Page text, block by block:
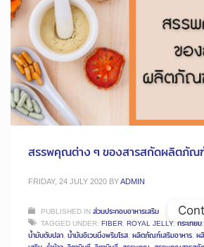
สรรพคุณต่าง ๆ ของสารสกัดผลิตภัณฑ์
FRIDAY, 24 JULY 2020 BYADMIN
PUBLISHED INส่วนประกอบอาหารเสริม
TAGGED UNDER: FIBER, ROYAL JELLY, กระเทียม,
น้ำมันตับปลา, น้ำมันอิเวนนิ่งพริมโรส, ผลิตภัณฑ์เสริมอาหาร, ผ